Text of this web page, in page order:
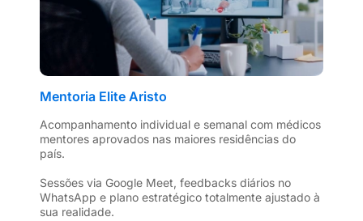
Mentoria Elite Aristo
Acompanhamento individual e semanal com médicos
mentores aprovados nas maiores residências do
país.
Sessões via Google Meet, feedbacks diários no
WhatsApp e plano estratégico totalmente ajustado à
sua realidade.